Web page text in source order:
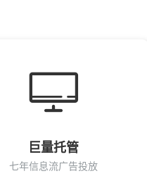
专员更省钱
巨量托管
七年信息流广告投放